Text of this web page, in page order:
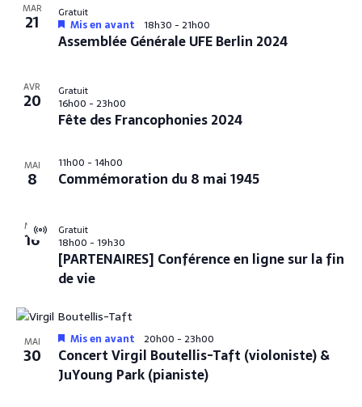
m
t
s
MAR
21
Assemblée Générale UFE Berlin 2024
Mis en avant 18h30 - 21h00
Gratuit
AVR
20
Fête des Francophonies 2024
16h00 - 23h00
Gratuit
MAI
8 Commémoration du 8 mai 1945
11h00 - 14h00
MAI
16
[PARTENAIRES] Conférence en ligne sur la fin
de vie
V
i
l
É
v
è
n
18h00 - 19h30
Gratuit
MAI
30
Concert Virgil Boutellis-Taft (violoniste) &
JuYoung Park (pianiste)
Mis en avant 20h00 - 23h00